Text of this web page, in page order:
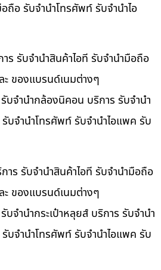
ถือ รับจำนำโทรศัพท์ รับจำนำไอ
ร รับจำนำสินค้าไอที รับจำนำมือถือ
ะ ของแบรนด์เนมต่างๆ
บจำนำกล้องนิคอน บริการ รับจำนำ
บจำนำโทรศัพท์ รับจำนำไอแพค รับ
าร รับจำนำสินค้าไอที รับจำนำมือถือ
ะ ของแบรนด์เนมต่างๆ
จำนำกระเป๋าหลุยส์ บริการ รับจำนำ
บจำนำโทรศัพท์ รับจำนำไอแพค รับ